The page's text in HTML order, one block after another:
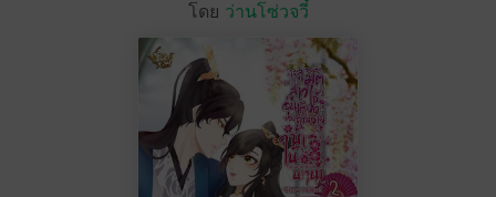
โดย ว่านโซ่วจวี๋